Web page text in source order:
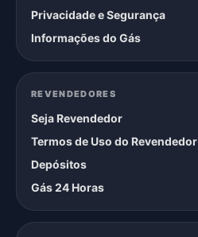
Privacidade e Segurança
Informações do Gás
REVENDEDORES
Seja Revendedor
Termos de Uso do Revendedor
Depósitos
Gás 24 Horas